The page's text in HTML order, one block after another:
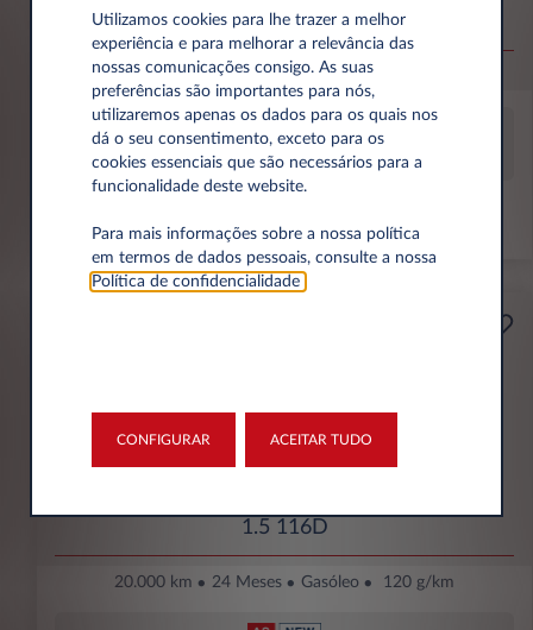
1.5 T2 129 MOMENTUM CORE
15.000 km 18 Meses Gasolina
Renting de veículos usados
Disponibilidade de entrega
1.5 116D
20.000 km 24 Meses Gasóleo 120 g/km
Utilizamos cookies para lhe trazer a melhor
experiência e para melhorar a relevância das
nossas comunicações consigo. As suas
preferências são importantes para nós,
utilizaremos apenas os dados para os quais nos
dá o seu consentimento, exceto para os
cookies essenciais que são necessários para a
funcionalidade deste website.
Para mais informações sobre a nossa política
em termos de dados pessoais, consulte a nossa
Política de confidencialidade
CONFIGURAR ACEITAR TUDO